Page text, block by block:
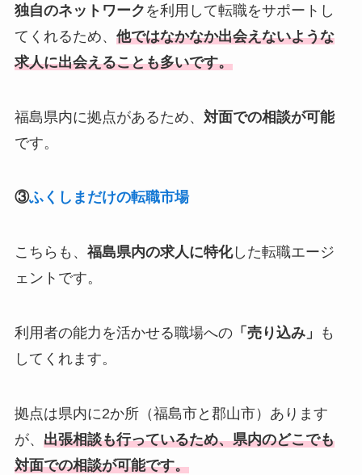
独自のネットワーク を利用して転職をサポートし
てくれるため、 他ではなかなか出会えないような
求人に出会えることも多いです。
福島県内に拠点があるため、 対面での相談が可能
です。
③ふくしまだけの転職市場
こちらも、 福島県内の求人に特化した転職エージ
ェントです。
利用者の能力を活かせる職場への「売り込み」
も
してくれます。
拠点は県内に2か所（福島市と郡山市）あります
が、 出張相談も行っているため、県内のどこでも
対面での相談が可能です。